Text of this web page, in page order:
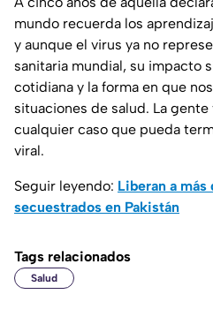
mundo recuerda los
y aunque el virus ya no
sanitaria mundial, su impacto
cotidiana y la forma en que
situaciones de salud. La
cualquier caso que pueda
viral.
Seguir leyendo: Liberan a
secuestrados en Pakistán
Tags relacionados
Salud